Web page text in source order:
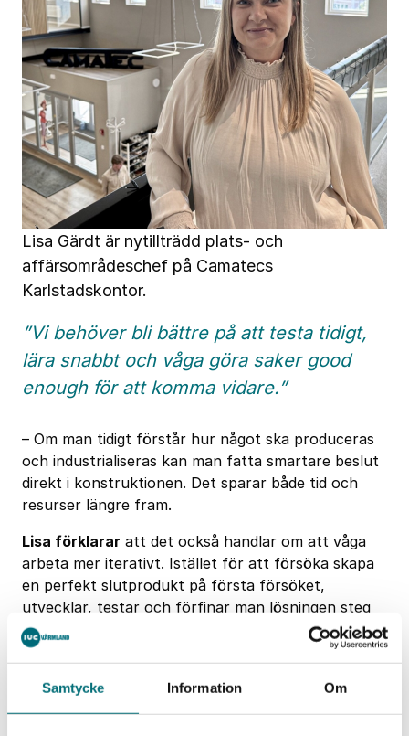
Samtycke Information Om
Lisa Gärdt är nytillträdd plats- och
affärsområdeschef på Camatecs
Karlstadskontor.
”Vi behöver bli bättre på att testa tidigt,
lära snabbt och våga göra saker good
enough för att komma vidare.”
– Om man tidigt förstår hur något ska produceras
och industrialiseras kan man fatta smartare beslut
direkt i konstruktionen. Det sparar både tid och
resurser längre fram.
Lisa förklarar att det också handlar om att våga
arbeta mer iterativt. Istället för att försöka skapa
en perfekt slutprodukt på första försöket,
utvecklar, testar och förfinar man lösningen steg
för steg.